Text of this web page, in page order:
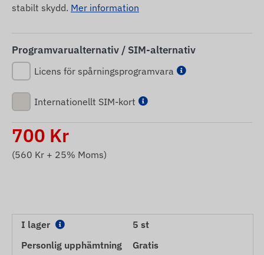
stabilt skydd. Mer information
Programvarualternativ / SIM-alternativ
Licens för spårningsprogramvara
Internationellt SIM-kort
700 Kr
(560 Kr + 25% Moms)
I lager
5 st
Personlig upphämtning
Gratis